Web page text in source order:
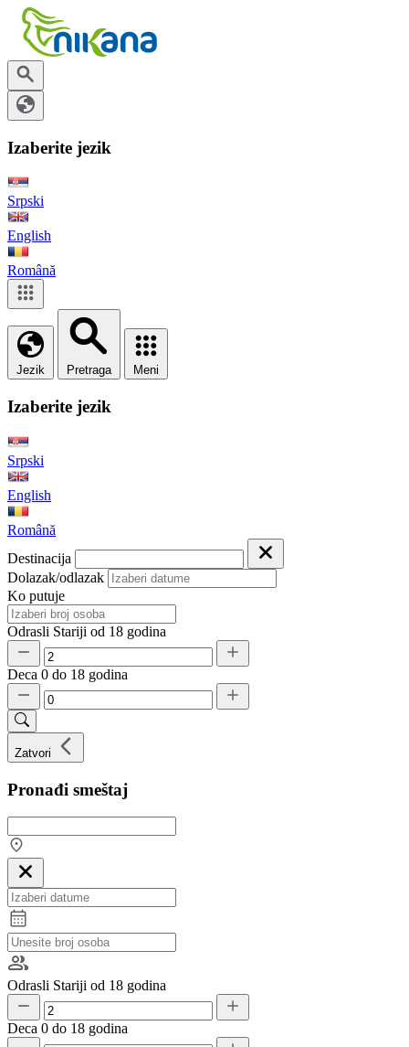
Izaberite jezik
Srpski
English
Română
Jezik Pretraga Meni
Izaberite jezik
Srpski
English
Română
Destinacija
Dolazak/odlazak
Ko putuje
Odrasli Stariji od 18 godina
Deca 0 do 18 godina
Zatvori
Pronađi smeštaj
Odrasli Stariji od 18 godina
Deca 0 do 18 godina